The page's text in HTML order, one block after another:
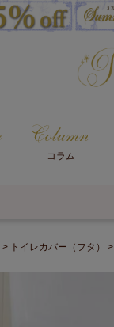
コラム
トイレカバー（フタ）